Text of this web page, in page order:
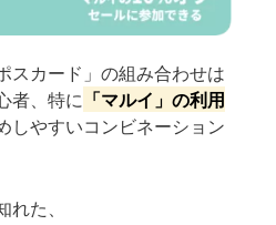
スカード」の組み合わせは
者、特に 「マルイ」の利用
しやすいコンビネーション
た、